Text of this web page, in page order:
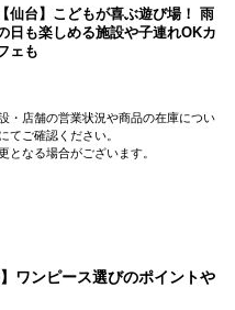
【仙台】こどもが喜ぶ遊び場！ 雨
日も楽しめる施設や子連れOKカ
ェも
・店舗の営業状況や商品の在庫につい
てご確認ください。
となる場合がございます。
】ワンピース選びのポイントや